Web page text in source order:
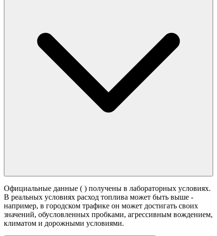
Официальные данные ( ) получены в лабораторных условиях.
В реальных условиях расход топлива может быть выше -
например, в городском трафике он может достигать своих
значений, обусловленных пробками, агрессивным вождением,
климатом и дорожными условиями.